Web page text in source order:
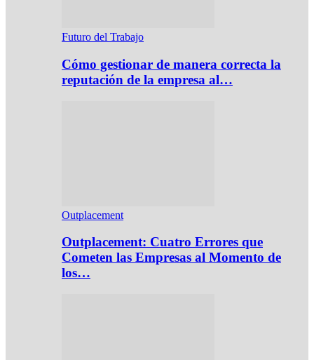
Futuro del Trabajo
Cómo gestionar de manera correcta la
reputación de la empresa al…
Outplacement
Outplacement: Cuatro Errores que
Cometen las Empresas al Momento de
los…